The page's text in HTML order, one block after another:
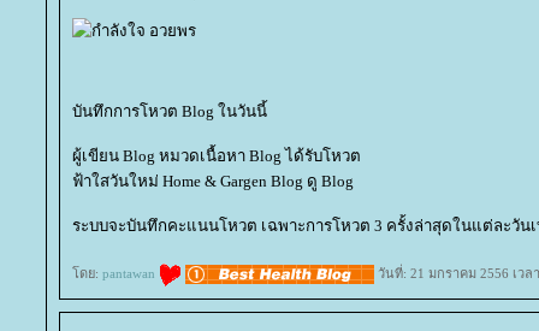
บันทึกการโหวต Blog ในวันนี้
ผู้เขียน Blog หมวดเนื้อหา Blog ได้รับโหวต
ฟ้าใสวันใหม่ Home & Gargen Blog ดู Blog
ระบบจะบันทึกคะแนนโหวต เฉพาะการโหวต 3 ครั้งล่าสุดในแต่ละวัน
ดย: pantawan วันที่: 21 มกราคม 2556 เวล